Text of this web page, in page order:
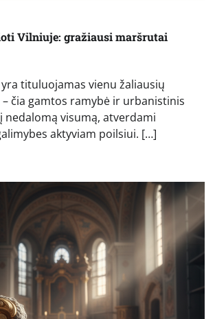
Vilniuje: gražiausi maršrutai
tituluojamas vienu žaliausių
čia gamtos ramybė ir urbanistinis
nedalomą visumą, atverdami
aktyviam poilsiui. […]